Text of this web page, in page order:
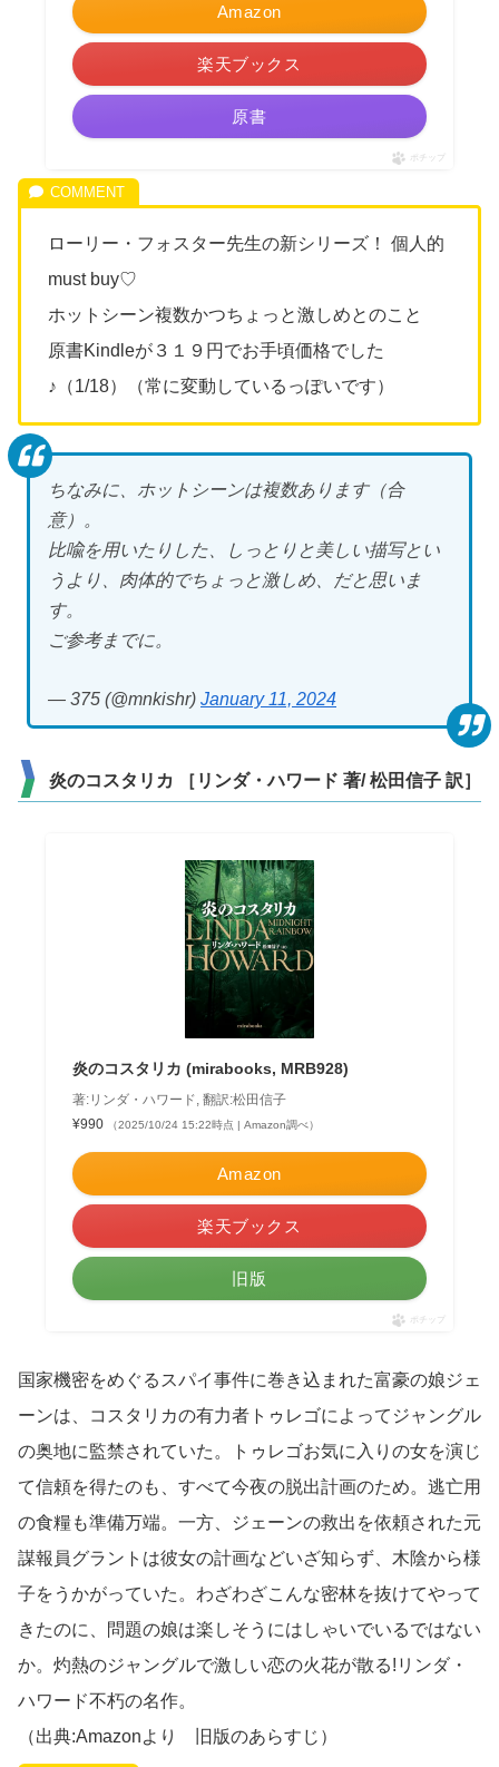
Amazon
楽天ブックス
原書
ポチップ
ローリー・フォスター先生の新シリーズ！ 個人的
must buy♡
ホットシーン複数かつちょっと激しめとのこと
原書Kindleが３１９円でお手頃価格でした
♪（1/18）（常に変動しているっぽいです）
ちなみに、ホットシーンは複数あります（合
意）。
比喩を用いたりした、しっとりと美しい描写とい
うより、肉体的でちょっと激しめ、だと思いま
す。
ご参考までに。
— 375 (@mnkishr) January 11, 2024
炎のコスタリカ ［リンダ・ハワード 著/ 松田信子 訳］
炎のコスタリカ (mirabooks, MRB928)
著:リンダ・ハワード, 翻訳:松田信子
¥990
（2025/10/24 15:22時点 | Amazon調べ）
Amazon
楽天ブックス
旧版
ポチップ
国家機密をめぐるスパイ事件に巻き込まれた富豪の娘ジェ
ーンは、コスタリカの有力者トゥレゴによってジャングル
の奥地に監禁されていた。トゥレゴお気に入りの女を演じ
て信頼を得たのも、すべて今夜の脱出計画のため。逃亡用
の食糧も準備万端。一方、ジェーンの救出を依頼された元
謀報員グラントは彼女の計画などいざ知らず、木陰から様
子をうかがっていた。わざわざこんな密林を抜けてやって
きたのに、問題の娘は楽しそうにはしゃいでいるではない
か。灼熱のジャングルで激しい恋の火花が散る!リンダ・
ハワード不朽の名作。
（出典:Amazonより 旧版のあらすじ）